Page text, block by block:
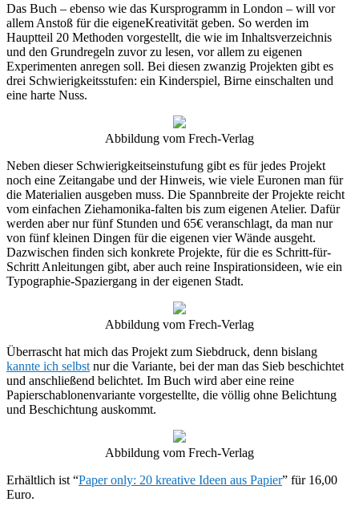
Das Buch – ebenso wie das Kursprogramm in London – will vor
allem Anstoß für die eigeneKreativität geben. So werden im
Hauptteil 20 Methoden vorgestellt, die wie im Inhaltsverzeichnis
und den Grundregeln zuvor zu lesen, vor allem zu eigenen
Experimenten anregen soll. Bei diesen zwanzig Projekten gibt es
drei Schwierigkeitsstufen: ein Kinderspiel, Birne einschalten und
eine harte Nuss.
Abbildung vom Frech-Verlag
Neben dieser Schwierigkeitseinstufung gibt es für jedes Projekt
noch eine Zeitangabe und der Hinweis, wie viele Euronen man für
die Materialien ausgeben muss. Die Spannbreite der Projekte reicht
vom einfachen Ziehamonika-falten bis zum eigenen Atelier. Dafür
werden aber nur fünf Stunden und 65€ veranschlagt, da man nur
von fünf kleinen Dingen für die eigenen vier Wände ausgeht.
Dazwischen finden sich konkrete Projekte, für die es Schritt-für-
Schritt Anleitungen gibt, aber auch reine Inspirationsideen, wie ein
Typographie-Spaziergang in der eigenen Stadt.
Abbildung vom Frech-Verlag
Überrascht hat mich das Projekt zum Siebdruck, denn bislang
kannte ich selbst nur die Variante, bei der man das Sieb beschichtet
und anschließend belichtet. Im Buch wird aber eine reine
Papierschablonenvariante vorgestellte, die völlig ohne Belichtung
und Beschichtung auskommt.
Abbildung vom Frech-Verlag
Erhältlich ist “Paper only: 20 kreative Ideen aus Papier” für 16,00
Euro.